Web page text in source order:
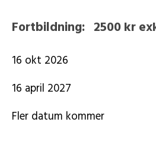
Fortbildning: 2500 kr
16 okt 2026
16 april 2027
Fler datum kommer